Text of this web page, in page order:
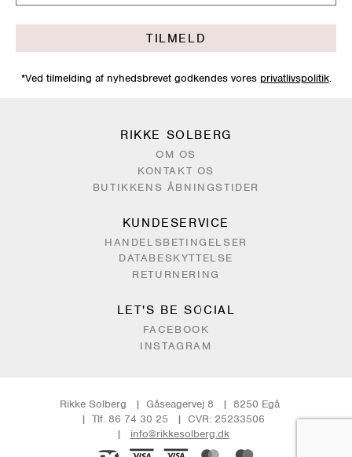
TILMELD
*Ved tilmelding af nyhedsbrevet godkendes vores privatlivspolitik.
RIKKE SOLBERG
OM OS
KONTAKT OS
BUTIKKENS ÅBNINGSTIDER
KUNDESERVICE
HANDELSBETINGELSER
DATABESKYTTELSE
RETURNERING
LET'S BE SOCIAL
FACEBOOK
INSTAGRAM
Rikke Solberg Gåseagervej 8
8250 Egå
Tlf. 86 74 30 25
CVR: 25233506
info@rikkesolberg.dk